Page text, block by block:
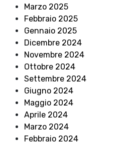
Marzo 2025
Febbraio 2025
Gennaio 2025
Dicembre 2024
Novembre 2024
Ottobre 2024
Settembre 2024
Giugno 2024
Maggio 2024
Aprile 2024
Marzo 2024
Febbraio 2024